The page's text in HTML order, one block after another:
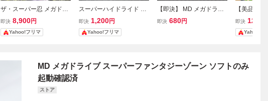
ザ・スーパー忍 メガドラ
イブ SEGA MD ソフト
即決 8,900円
Yahoo!フリマ
スーパーハイドライド M
D メガドライブゲーム
即決 1,200円
Yahoo!フリマ
【即決】 MD メガドライ
ブ スーパーリアルバスケ
即決 680円
【美品】
ァンタジー
ライブ（ハ
内正規品
即決
Yahoo!フ
MD メガドライブ スーパーファンタジーゾーン ソフトのみ
起動確認済
ストア